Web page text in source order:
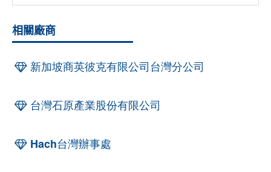
相關廠商
新加坡商英彼克有限公司台灣分公司
台灣石原產業股份有限公司
Hach台灣辦事處